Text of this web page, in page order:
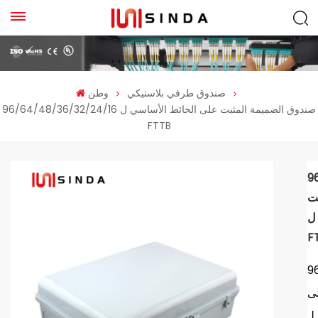
وطن
صندوق طرفي بلاستيكي
96/64/48/36/32/24/16 صندوق الضميمة المثبت على الحائط الأساسي ل
FTTB
ل